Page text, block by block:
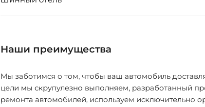
Наши преимущества
Мы заботимся о том, чтобы ваш автомобиль
цели мы скрупулезно выполняем, разработанный
ремонта автомобилей, используем исключительно